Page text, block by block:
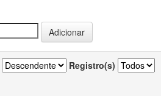
Registro(s)